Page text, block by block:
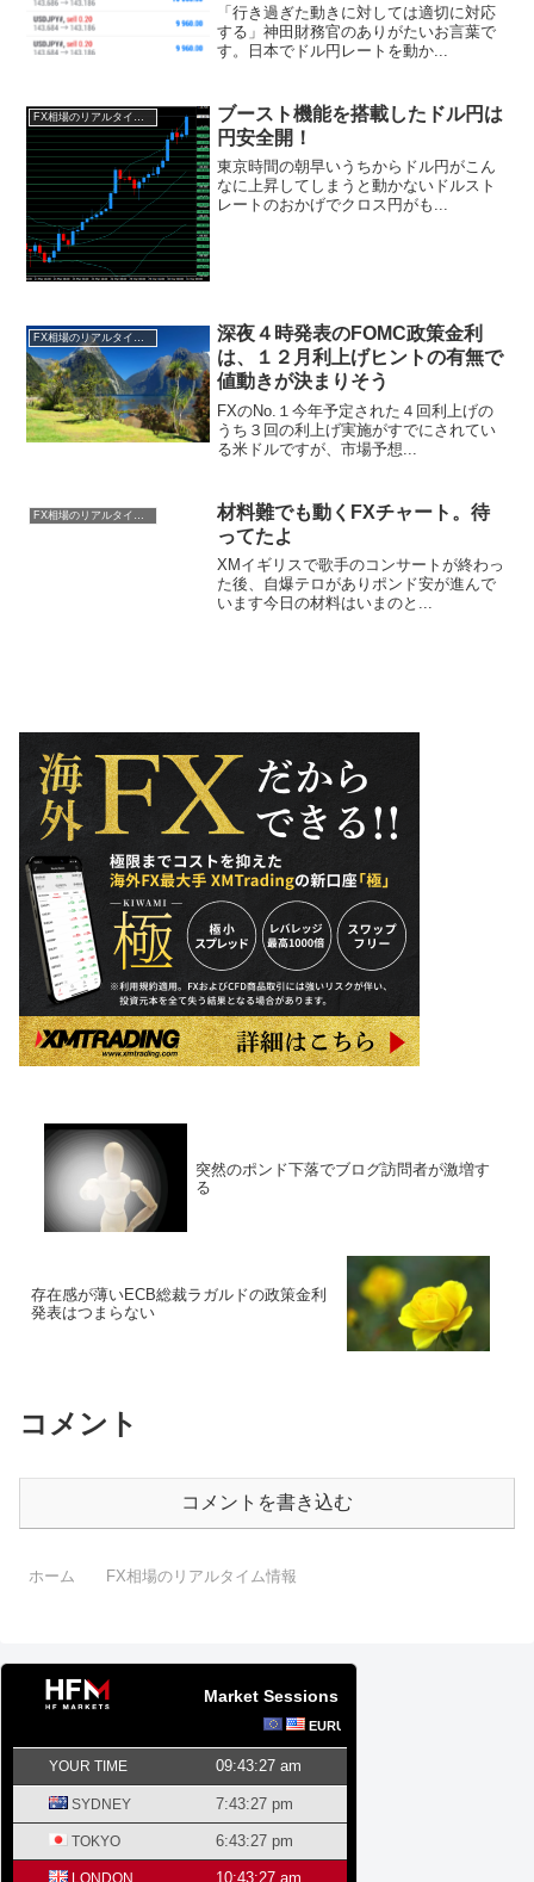
「行き過ぎた動きに対しては適切に対応
する」神田財務官のありがたいお言葉で
す。日本でドル円レートを動か...
ブースト機能を搭載したドル円は
円安全開！
東京時間の朝早いうちからドル円がこん
なに上昇してしまうと動かないドルスト
レートのおかげでクロス円がも...
深夜４時発表のFOMC政策金利
は、１２月利上げヒントの有無で
値動きが決まりそう
FXのNo.１今年予定された４回利上げの
うち３回の利上げ実施がすでにされてい
る米ドルですが、市場予想...
材料難でも動くFXチャート。待
ってたよ
XMイギリスで歌手のコンサートが終わっ
た後、自爆テロがありポンド安が進んで
います今日の材料はいまのと...
突然のポンド下落でブログ訪問者が激増す
る
存在感が薄いECB総裁ラガルドの政策金利
発表はつまらない
コメント
コメントを書き込む
ホーム FX相場のリアルタイム情報
Market Sessions